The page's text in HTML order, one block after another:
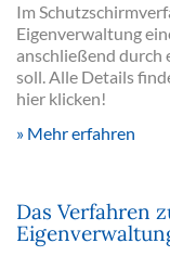
Im
Eigenverwaltung
anschließend durch
soll. Alle Details
hier klicken!
Mehr erfahren
Das Verfahren